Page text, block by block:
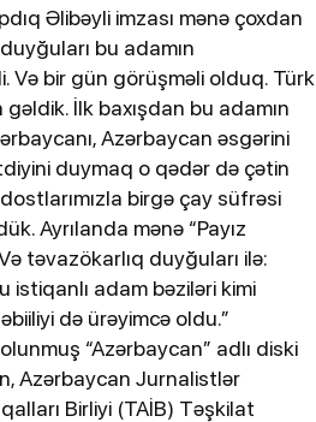
Əlibəyli imzası mənə çoxdan
bu adamın
Və bir gün görüşməli olduq. Türk
İlk baxışdan bu adamın
Azərbaycan əsgərini
duymaq o qədər də çətin
birgə çay süfrəsi
Ayrılanda mənə “Payız
təvazökarlıq duyğuları ilə:
istiqanlı adam bəziləri kimi
də ürəyimcə oldu.”
“Azərbaycan” adlı diski
Azərbaycan Jurnalistlər
Birliyi (TAİB) Təşkilat